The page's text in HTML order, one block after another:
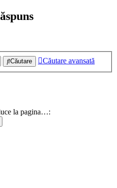
Căutare Căutare avansată
la pagina…: